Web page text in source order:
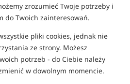
zrozumieć Twoje potrzeby i
do Twoich zainteresowań.
pliki cookies, jednak nie
ze strony. Możesz
potrzeb - do Ciebie należy
w dowolnym momencie.
PROMOCJA+
Shimano Tribal TX-7 A Carp
Rod